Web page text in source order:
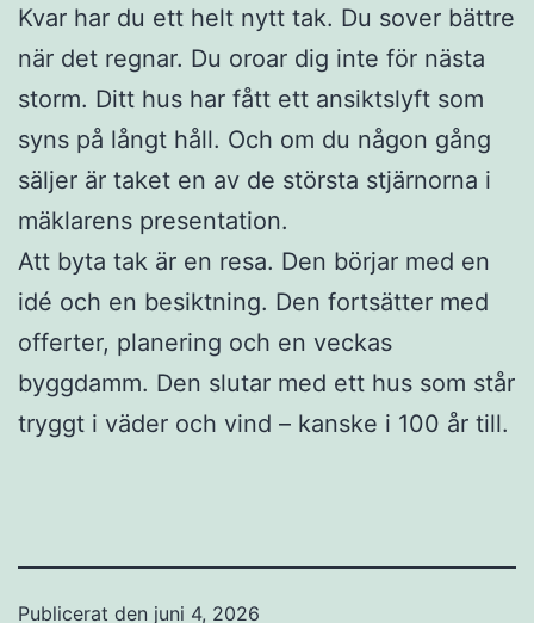
Kvar har du ett helt nytt tak. Du sover bättre
när det regnar. Du oroar dig inte för nästa
storm. Ditt hus har fått ett ansiktslyft som
syns på långt håll. Och om du någon gång
säljer är taket en av de största stjärnorna i
mäklarens presentation.
Att byta tak är en resa. Den börjar med en
idé och en besiktning. Den fortsätter med
offerter, planering och en veckas
byggdamm. Den slutar med ett hus som står
tryggt i väder och vind – kanske i 100 år till.
Publicerat den juni 4, 2026